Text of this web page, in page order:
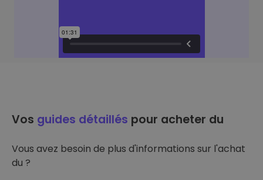
Vos guides détaillés pour acheter du
Vous avez besoin de plus d'informations sur l'achat
du ?